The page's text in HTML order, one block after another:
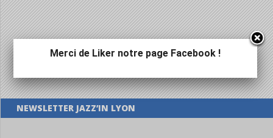
NEWSLETTER JAZZ’IN LYON
Merci de Liker notre page Facebook !